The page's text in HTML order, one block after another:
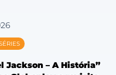
Jackson – A História”